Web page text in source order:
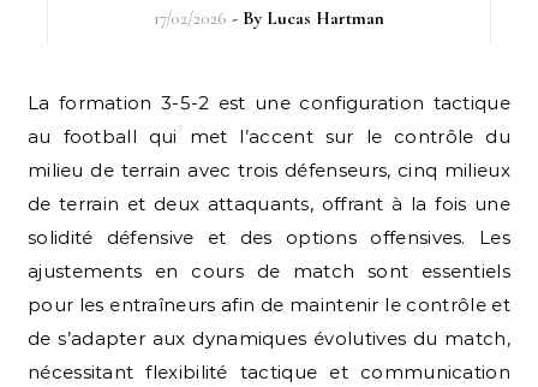
17/02/2026 - By Lucas Hartman
La formation 3-5-2 est une configuration tactique
au football qui met l’accent sur le contrôle du
milieu de terrain avec trois défenseurs, cinq milieux
de terrain et deux attaquants, offrant à la fois une
solidité défensive et des options offensives. Les
ajustements en cours de match sont essentiels
pour les entraîneurs afin de maintenir le contrôle et
de s’adapter aux dynamiques évolutives du match,
nécessitant flexibilité tactique et communication